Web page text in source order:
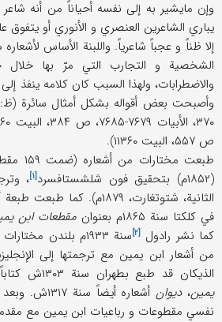
إلا ظناً و عجباً شاعریاً. واللبنة الأساس
الشخصیة و التجارب التي مرّ بها خلال
والاضطرابات، ولهذا السبب کان کلامه ینفذ
ص ۵۵۷، البیت ۱۱۳۶۰).
طبعت
(۱۸۵۲م) بتحقیق فون
شلشستافسرد[۱] ،
الثانیة، شتوتغارت، ۱۸۷۹م).
في کلکتا سنة ۱۸۶۵م بعنوان
مقطعات ابن
کما نشر رادول [۲]
من أشعار ابن یمین مع ترجمتها إلی
الذيکان قد طبع بطهران سنة ۱۳۰۳ش کتاباً مفیداً بعنوان
یمین،دیوان
نفسي مقطوعات و رباعیات ابن یمین مع